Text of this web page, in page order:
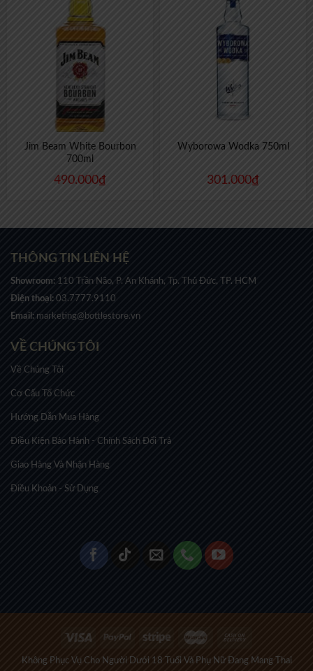
Jim Beam White Bourbon
700ml
490.000₫
Wyborowa Wodka 750ml
301.000₫
THÔNG TIN LIÊN HỆ
Showroom: 110 Trần Não, P. An Khánh, Tp. Thủ Đức, TP. HCM
Điện thoại: 03.7777.9110
Email: marketing@bottlestore.vn
VỀ CHÚNG TÔI
Về Chúng Tôi
Cơ Cấu Tổ Chức
Hướng Dẫn Mua Hàng
Điều Kiện Bảo Hành - Chính Sách Đổi Trả
Giao Hàng Và Nhận Hàng
Điều Khoản - Sử Dụng
Không Phục Vụ Cho Người Dưới 18 Tuổi Và Phụ Nữ Đang Mang Thai